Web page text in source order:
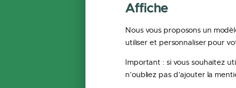
Affiche
Nous vous proposons un
utiliser et personnaliser pour
Important : si vous souhaitez
n’oubliez pas d’ajouter la